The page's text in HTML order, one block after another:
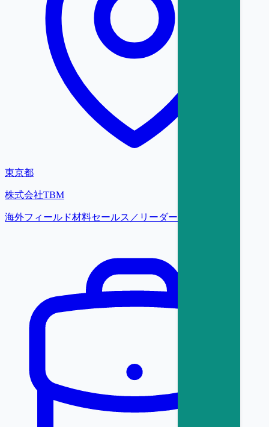
東京都
株式会社TBM
海外フィールド材料セールス／リーダー【東京】